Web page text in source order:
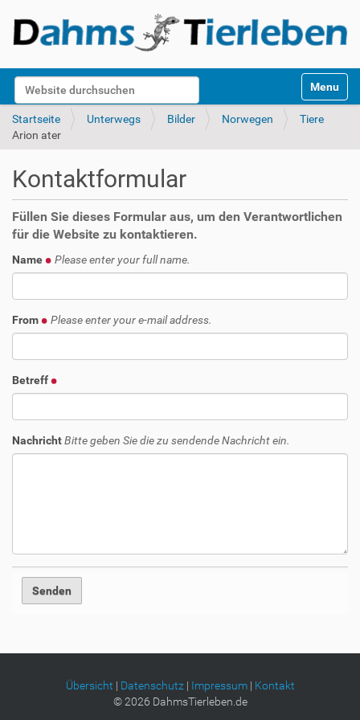
Website durchsuchen
k
Toggle
Startseite Unterwegs Bilder Norwegen
Tiere
Arion ater
Kontaktformular
Füllen Sie dieses Formular aus, um den Verantwortlichen
für die Website zu kontaktieren.
Name Please enter your full name.
From Please enter your e-mail address.
Betreff
NachrichtBitte geben Sie die zu sendende Nachricht ein.
Übersicht | Datenschutz| Impressum| Kontakt
©2026 DahmsTierleben.de